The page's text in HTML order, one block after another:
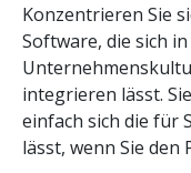
Konzentrieren Sie
Software, die sich
integrieren lässt.
einfach sich die für
lässt, wenn Sie den